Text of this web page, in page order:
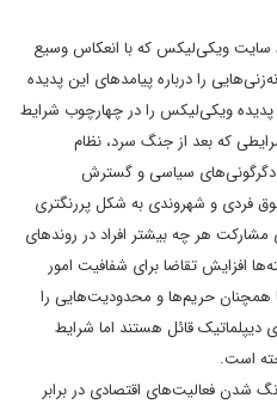
سایت ویکی‌لیکس که با انعکاس وسیع
را درباره پیامدهای این پدیده
ویکی‌لیکس را در چهارچوب شرایط
که بعد از جنگ سرد، نظام
دگرگونی‌های سیاسی و گسترش
فردی و شهروندی به شکل پررنگتری
هر چه بیشتر افراد در روندهای
افزایش تقاضا برای شفافیت امور
همچنان حریم‌ها و محدودیت‌هایی را
دیپلماتیک قائل هستند اما شرایط
است.
شدن فعالیت‌های اقتصادی در برابر